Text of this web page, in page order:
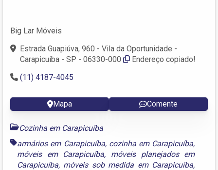
Big Lar Móveis
Estrada Guapiúva, 960 - Vila da Oportunidade -
Carapicuíba - SP - 06330-000
Endereço copiado!
(11) 4187-4045
Mapa Comente
Cozinha em Carapicuíba
armários em Carapicuíba, cozinha em Carapicuíba,
móveis em Carapicuíba, móveis planejados em
Carapicuíba, móveis sob medida em Carapicuíba,